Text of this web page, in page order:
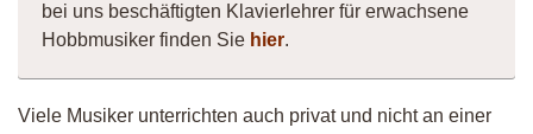
bei uns beschäftigten Klavierlehrer für erwachsene
Hobbmusiker finden Sie hier.
Viele Musiker unterrichten auch privat und nicht an einer